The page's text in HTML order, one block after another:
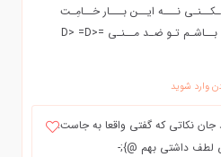
نـــه ایــن بـــار خــامِـت
نـمـیـشـه دلــم آخــه هــرچــی بــاشـم تـو ضـد مــنـی =D> =D>
وارد شوید
جان نکاتی که گفتی واقعا به جاست.
لطف داشتی بهم @};-